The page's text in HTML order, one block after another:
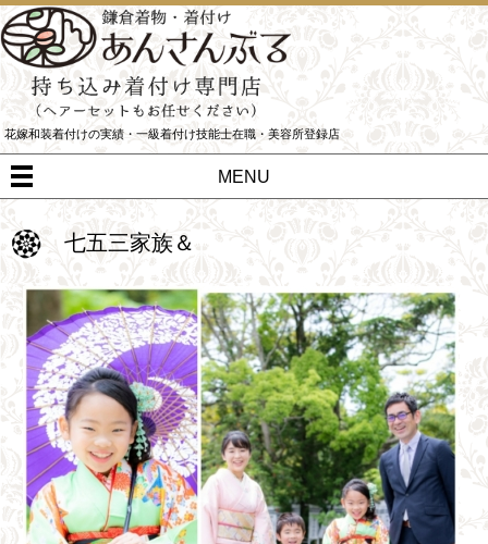
花嫁和装着付けの実績・一級着付け技能士在職・美容所登録店
MENU
七五三家族＆